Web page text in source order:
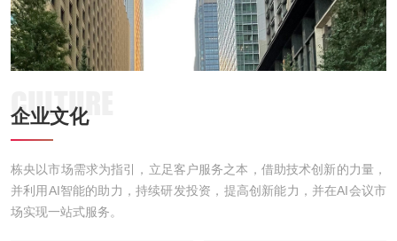
CULTURE
企业文化
栋央以市场需求为指引，立足客户服务之本，借助技术创新的力量，
并利用AI智能的助力，持续研发投资，提高创新能力，并在AI会议市
场实现一站式服务。